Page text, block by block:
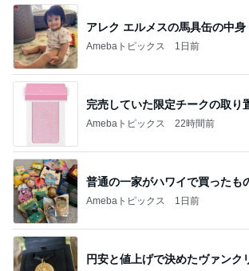
アレク エルメスの馬具缶の中身
Amebaトピックス 1日前
完売していた限定チークの取り
Amebaトピックス 22時間前
普通の一家がハワイで買ったも
Amebaトピックス 1日前
円安と値上げで決めたヴァンク